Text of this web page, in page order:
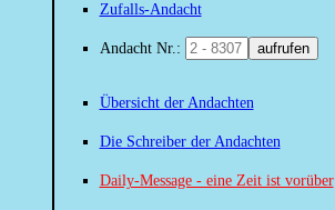
Zufalls-Andacht
Andacht Nr.: aufrufen
Übersicht der Andachten
Die Schreiber der Andachten
Daily-Message - eine Zeit ist vorüber